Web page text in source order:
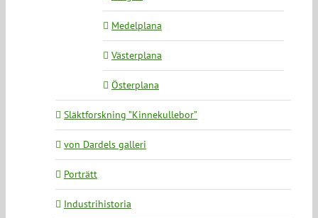
Medelplana
Västerplana
Österplana
Släktforskning ”Kinnekullebor”
von Dardels galleri
Porträtt
Industrihistoria